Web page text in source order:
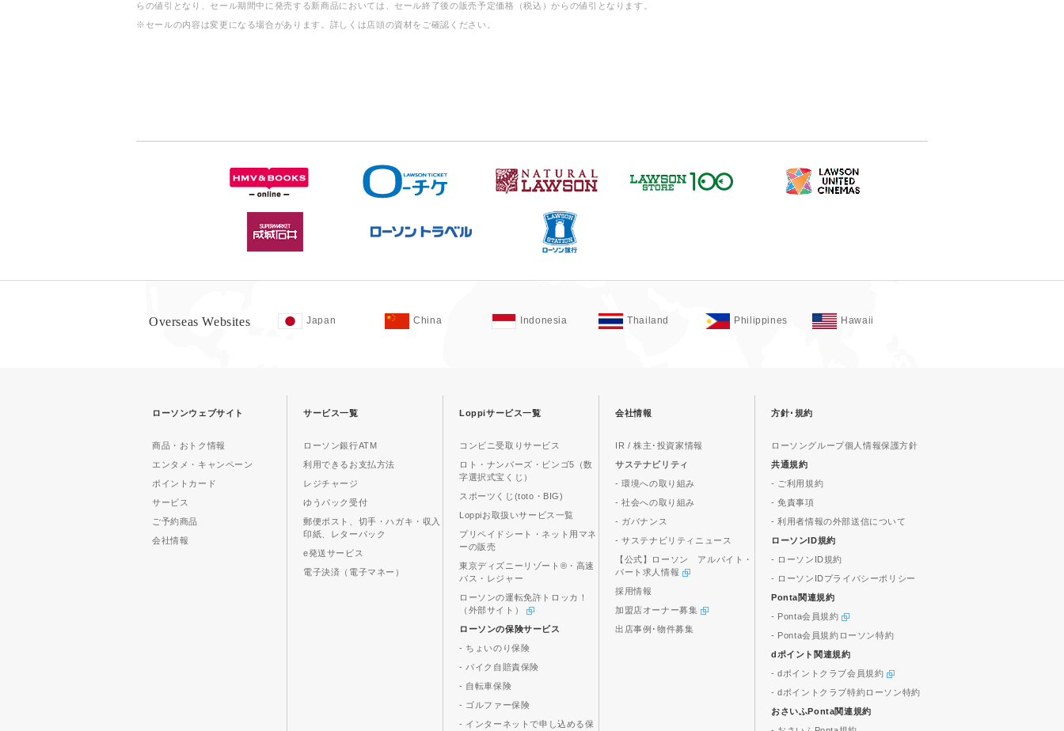
らの値引となり、セール期間中に発売する新商品においては、セール終了後の販売予定価格（税込）からの値引となります。
※セールの内容は変更になる場合があります。詳しくは店頭の資材をご確認ください。
Overseas Websites Japan China Indonesia Thailand Philippines Hawaii
ローソンウェブサイト
商品・おトク情報
エンタメ・キャンペーン
ポイントカード
サービス
ご予約商品
会社情報
サービス一覧
ローソン銀行ATM
利用できるお支払方法
レジチャージ
ゆうパック受付
郵便ポスト、切手・ハガキ・収入
印紙、レターパック
e発送サービス
電子決済（電子マネー）
Loppiサービス一覧
コンビニ受取りサービス
ロト・ナンバーズ・ビンゴ5（数
字選択式宝くじ）
スポーツくじ(toto・BIG)
Loppiお取扱いサービス一覧
プリペイドシート・ネット用マネ
ーの販売
東京ディズニーリゾート®・高速
バス・レジャー
ローソンの運転免許トロッカ！
（外部サイト）
ローソンの保険サービス
- ちょいのり保険
- バイク自賠責保険
- 自転車保険
- ゴルファー保険
- インターネットで申し込める保
会社情報
IR / 株主･投資家情報
サステナビリティ
- 環境への取り組み
- 社会への取り組み
- ガバナンス
- サステナビリティニュース
【公式】ローソン アルバイト・
パート求人情報
採用情報
加盟店オーナー募集
出店事例･物件募集
方針･規約
ローソングループ個人情報保護方針
共通規約
- ご利用規約
- 免責事項
- 利用者情報の外部送信について
ローソンID規約
- ローソンID規約
- ローソンIDプライバシーポリシー
Ponta関連規約
- Ponta会員規約
- Ponta会員規約ローソン特約
dポイント関連規約
- dポイントクラブ会員規約
- dポイントクラブ特約ローソン特約
おさいふPonta関連規約